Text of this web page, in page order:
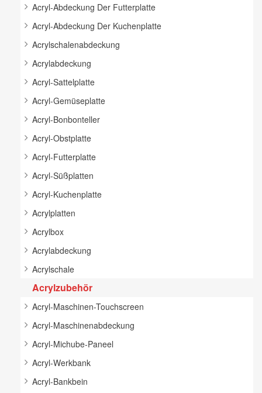
Acryl-Abdeckung Der Futterplatte
Acryl-Abdeckung Der Kuchenplatte
Acrylschalenabdeckung
Acrylabdeckung
Acryl-Sattelplatte
Acryl-Gemüseplatte
Acryl-Bonbonteller
Acryl-Obstplatte
Acryl-Futterplatte
Acryl-Süßplatten
Acryl-Kuchenplatte
Acrylplatten
Acrylbox
Acrylabdeckung
Acrylschale
Acrylzubehör
Acryl-Maschinen-Touchscreen
Acryl-Maschinenabdeckung
Acryl-Michube-Paneel
Acryl-Werkbank
Acryl-Bankbein